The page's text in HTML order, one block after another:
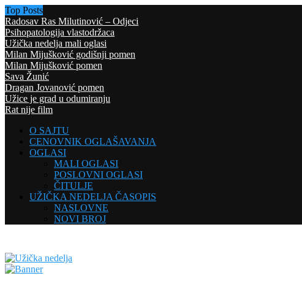
Top Posts
Radosav Ras Milutinović – Odjeci
Psihopatologija vlastodržaca
Užička nedelja mali oglasi
Milan Mijušković godišnji pomen
Milan Mijušković pomen
Sava Žunić
Dragan Jovanović pomen
Užice je grad u odumiranju
Rat nije film
O SAJTU
CENOVNIK OGLAŠAVANJA
OGLASI
MALI OGLASI
POSLOVNI OGLASI
ČITULJE
UŽIČKA NEDELJA ČASOPIS
NASLOVNE
NOVI BROJ